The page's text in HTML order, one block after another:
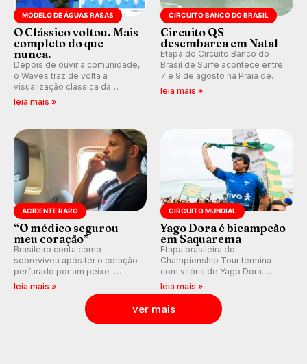
MODELO DE ÁGUAS RASAS
O Clássico voltou. Mais
completo do que
nunca.
Depois de ouvir a comunidade,
o Waves traz de volta a
visualização clássica da
previsão de águas rasas,
ondas para até 16 dias.
leia mais »
CIRCUITO BANCO DO BRASIL
Circuito QS
desembarca em Natal
Etapa do Circuito Banco do
Brasil de Surfe acontece entre
7 e 9 de agosto na Praia de
Miami (RN), em disputas
leia mais »
ACIDENTE RARO
“O médico segurou
meu coração”
Brasileiro conta como
sobreviveu após ter o coração
perfurado por um peixe-
agulha enquanto surfava na
leia mais »
CIRCUITO MUNDIAL
Yago Dora é bicampeão
em Saquarema
Etapa brasileira do
Championship Tour termina
com vitória de Yago Dora.
Sawyer Lindblad vence entre
as mulheres e Leonardo
Fioravanti assume liderança do
ranking mundial da WSL, na
etapa de Saquarema.
leia mais »
ver mais